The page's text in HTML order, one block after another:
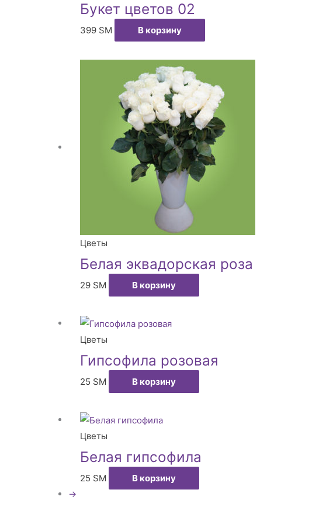
Букет цветов 02
399 ЅМ В корзину
Цветы
Белая эквадорская роза
29 ЅМ В корзину
Цветы
Гипсофила розовая
25 ЅМ В корзину
Цветы
Белая гипсофила
25 ЅМ В корзину
→